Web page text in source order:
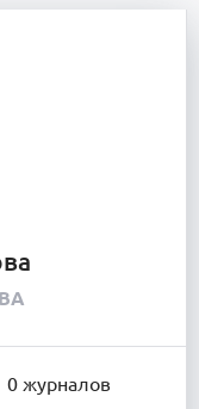
0 журналов